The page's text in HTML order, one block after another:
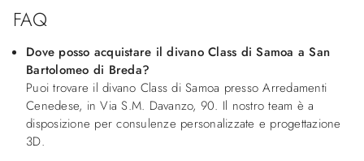
FAQ
Dove posso acquistare il divano Class di Samoa a San
Bartolomeo di Breda?
Puoi trovare il divano Class di Samoa presso Arredamenti
Cenedese, in Via S.M. Davanzo, 90. Il nostro team è a
disposizione per consulenze personalizzate e progettazione
3D.